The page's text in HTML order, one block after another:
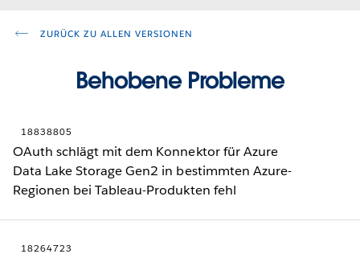
ZURÜCK ZU ALLEN VERSIONEN
Behobene Probleme
18838805
OAuth schlägt mit dem Konnektor für Azure
Data Lake Storage Gen2 in bestimmten Azure-
Regionen bei Tableau-Produkten fehl
18264723